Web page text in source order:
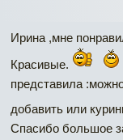
Ирина ,мне
Красивые.
представила
добавить или
Спасибо большое